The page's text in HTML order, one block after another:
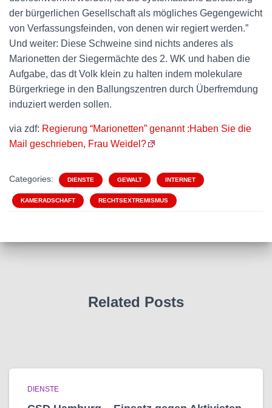
der bürgerlichen Gesellschaft als mögliches Gegengewicht
von Verfassungsfeinden, von denen wir regiert werden.”
Und weiter: Diese Schweine sind nichts anderes als
Marionetten der Siegermächte des 2. WK und haben die
Aufgabe, das dt Volk klein zu halten indem molekulare
Bürgerkriege in den Ballungszentren durch Überfremdung
induziert werden sollen.
via zdf: Regierung “Marionetten” genannt :Haben Sie die
Mail geschrieben, Frau Weidel?
Categories: DIENSTE GEWALT INTERNET
KAMERADSCHAFT RECHTSEXTREMISMUS
Related Posts
DIENSTE